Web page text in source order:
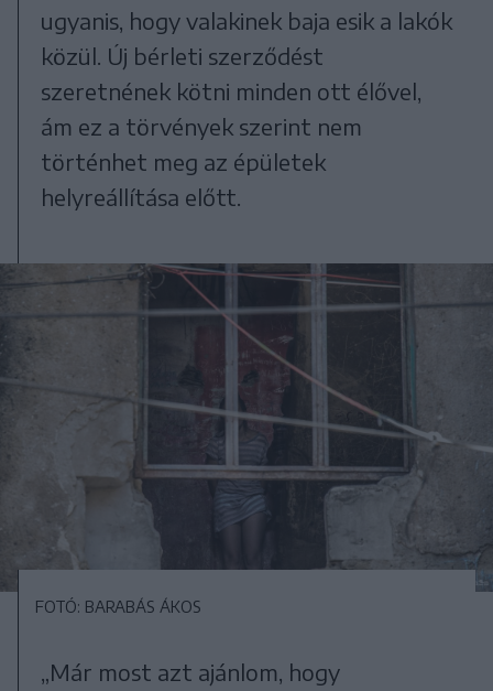
ugyanis, hogy valakinek baja esik a lakók
közül. Új bérleti szerződést
szeretnének kötni minden ott élővel,
ám ez a törvények szerint nem
történhet meg az épületek
helyreállítása előtt.
FOTÓ: BARABÁS ÁKOS
„Már most azt ajánlom, hogy